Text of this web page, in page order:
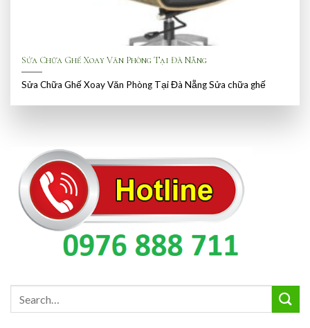
Sửa Chữa Ghế Xoay Văn Phòng Tại Đà Nẵng
Sửa Chữa Ghế Xoay Văn Phòng Tại Đà Nẵng Sửa chữa ghế